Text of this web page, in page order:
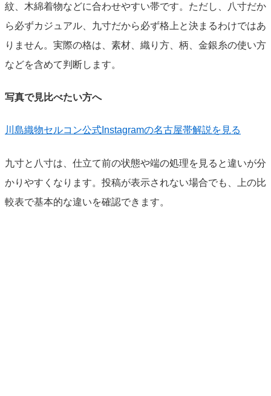
紋、木綿着物などに合わせやすい帯です。ただし、八寸だか
ら必ずカジュアル、九寸だから必ず格上と決まるわけではあ
りません。実際の格は、素材、織り方、柄、金銀糸の使い方
などを含めて判断します。
写真で見比べたい方へ
川島織物セルコン公式Instagramの名古屋帯解説を見る
九寸と八寸は、仕立て前の状態や端の処理を見ると違いが分
かりやすくなります。投稿が表示されない場合でも、上の比
較表で基本的な違いを確認できます。